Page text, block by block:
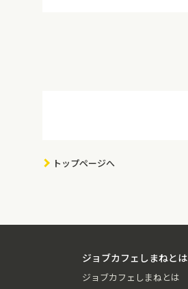
トップページへ
ジョブカフェしまねとは
ジョブカフェしまねとは